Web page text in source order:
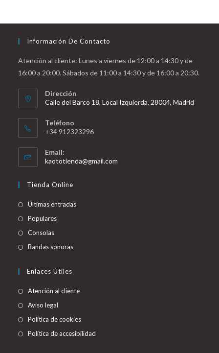
Información De Contacto
Atención al cliente: Lunes a viernes de 12:00 a 14:30 y de
16:00 a 20:00. Sábados de 11:00 a 14:30 y de 16:00 a 20:30.
Dirección
Calle del Barco 18, Local Izquierda, 28004, Madrid
Teléfono
+34 912323296
Email:
kaototienda@gmail.com
Tienda Online
Últimas entradas
Populares
Consolas
Bandas sonoras
Enlaces Útiles
Atención al cliente
Aviso legal
Política de cookies
Política de accesibilidad